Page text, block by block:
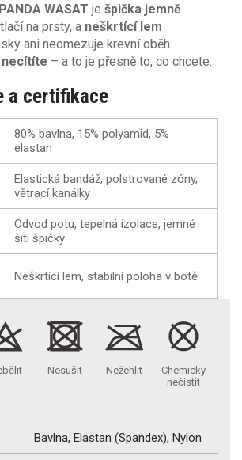
PANDA WASAT je špička jemně
na prsty, a neškrtící lem
ani neomezuje krevní oběh.
necítíte – a to je přesně to, co chcete.
a certifikace
80% bavlna, 15% polyamid, 5%
elastan
Elastická bandáž, polstrované zóny,
větrací kanálky
Odvod potu, tepelná izolace, jemné
šití špičky
Neškrtící lem, stabilní poloha v botě
Nesušit Nežehlit
Chemicky
nečistit
Bavlna, Elastan (Spandex), Nylon